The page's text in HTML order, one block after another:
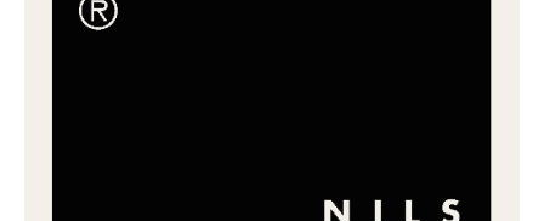
Umgebung des Unternehmens im Chiemgau stammen und so die